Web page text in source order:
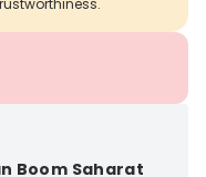
Boom Saharat